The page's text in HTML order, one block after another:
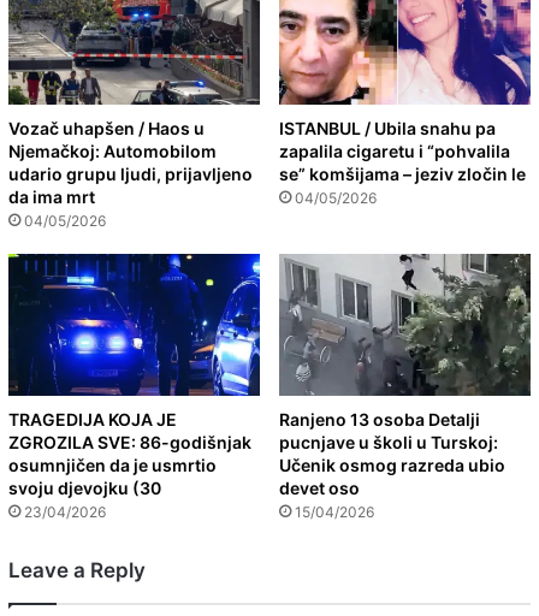
Vozač uhapšen / Haos u
Njemačkoj: Automobilom
udario grupu ljudi, prijavljeno
da ima mrt
04/05/2026
ISTANBUL / Ubila snahu pa
zapalila cigaretu i “pohvalila
se” komšijama – jeziv zločin le
04/05/2026
TRAGEDIJA KOJA JE
ZGROZILA SVE: 86-godišnjak
osumnjičen da je usmrtio
svoju djevojku (30
23/04/2026
Ranjeno 13 osoba Detalji
pucnjave u školi u Turskoj:
Učenik osmog razreda ubio
devet oso
15/04/2026
Leave a Reply